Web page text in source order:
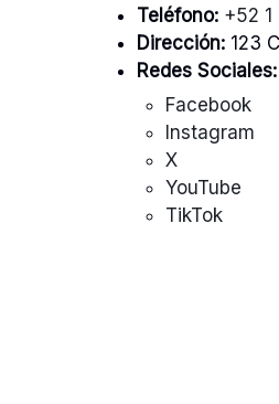
Teléfono: +52
Dirección: 123
Redes Sociales:
Facebook
Instagram
X
YouTube
TikTok